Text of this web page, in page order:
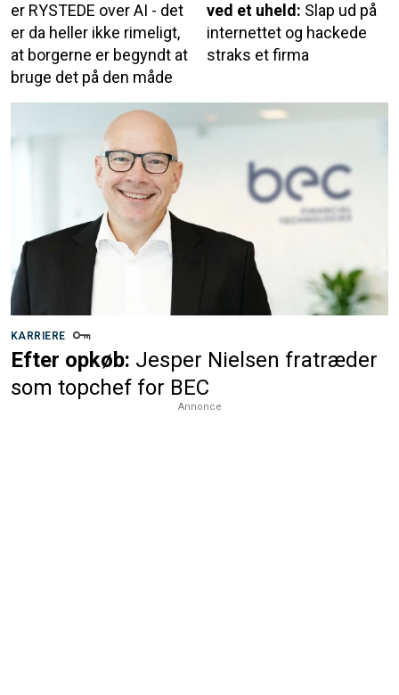
er RYSTEDE over AI - det
er da heller ikke rimeligt,
at borgerne er begyndt at
bruge det på den måde
ved et uheld: Slap ud på
internettet og hackede
straks et firma
KARRIERE
Efter opkøb: Jesper Nielsen fratræder
som topchef for BEC
Annonce